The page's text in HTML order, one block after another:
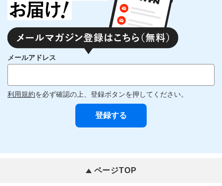
メールアドレス
利用規約を必ず確認の上、登録ボタンを押してください。
ページTOP